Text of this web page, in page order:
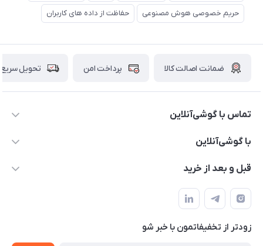
حریم خصوصی هوش مصنوعی حفاظت از داده های کاربران
ضمانت اصالت کالا پرداخت امن تحویل سریع
تماس با گوشی‌آنلاین
۰۲۱91001221
با گوشی‌آنلاین
درباره ما
حساب کاربری
حریم خصوصی
قبل و بعد از خرید
نحوه خرید از گوشی آنلاین
شرایط ضمانت هفت روزه
روش ارسال کالا در گوشی آنلاین
زودتر از تخفیفاتمون با خبر شو